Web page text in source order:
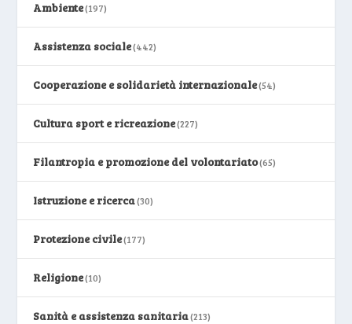
Ambiente(197)
Assistenza sociale(442)
Cooperazione e solidarietà internazionale(54)
Cultura sport e ricreazione(227)
Filantropia e promozione del volontariato(65)
Istruzione e ricerca(30)
Protezione civile(177)
Religione(10)
Sanità e assistenza sanitaria(213)